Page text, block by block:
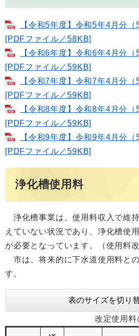
【令和5年度】令和5年4月分
[PDFファイル／58KB]
【令和6年度】令和6年4月分
[PDFファイル／59KB]
【令和7年度】令和7年4月分
[PDFファイル／59KB]
【令和8年度】令和8年4月分
[PDFファイル／59KB]
【令和9年度】令和9年4月分
[PDFファイル／59KB]
浄化槽使用料
浄化槽事業は、使用料収入で維
えていない状況であり、浄化槽使
が必要となっています。（使用料
市は、将来的に下水道使用料と
す。
表のサイズを切り
改定使用料